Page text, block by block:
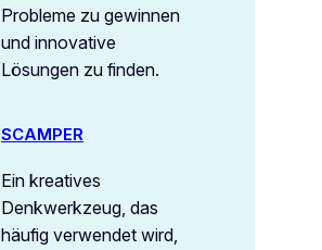
Probleme zu gewinnen
und innovative
Lösungen zu finden.
SCAMPER
Ein kreatives
Denkwerkzeug, das
häufig verwendet wird,